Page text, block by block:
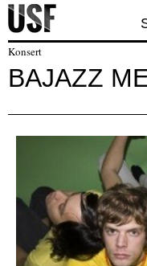
Konsert
BAJAZZ